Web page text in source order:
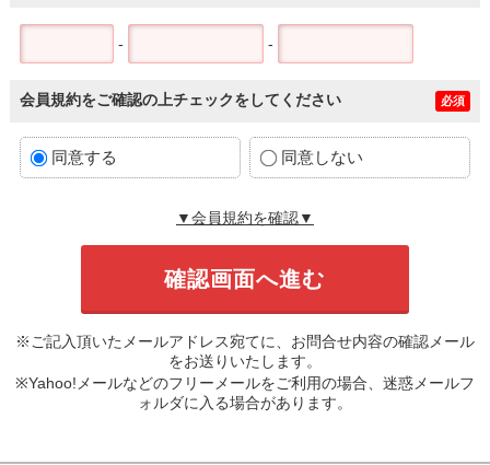
- -
会員規約をご確認の上チェックをしてください 必須
同意する 同意しない
▼会員規約を確認▼
※ご記入頂いたメールアドレス宛てに、お問合せ内容の確認メール
をお送りいたします。
※Yahoo!メールなどのフリーメールをご利用の場合、迷惑メールフ
ォルダに入る場合があります。